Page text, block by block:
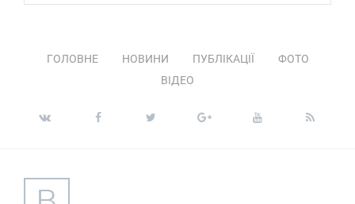
ГОЛОВНЕ НОВИНИ ПУБЛІКАЦІЇ
ФОТО
ВІДЕО